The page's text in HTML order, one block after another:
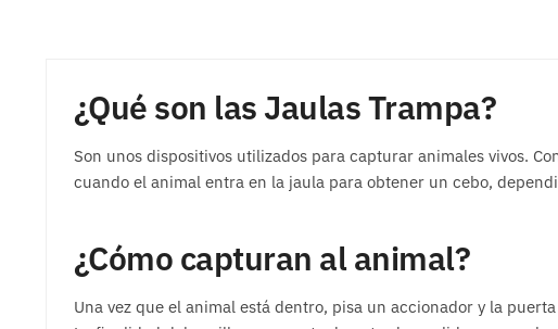
¿Qué son las Jaulas Trampa?
Son unos dispositivos utilizados para capturar animales vivos.
cuando el animal entra en la jaula para obtener un cebo,
¿Cómo capturan al animal?
Una vez que el animal está dentro, pisa un accionador y la